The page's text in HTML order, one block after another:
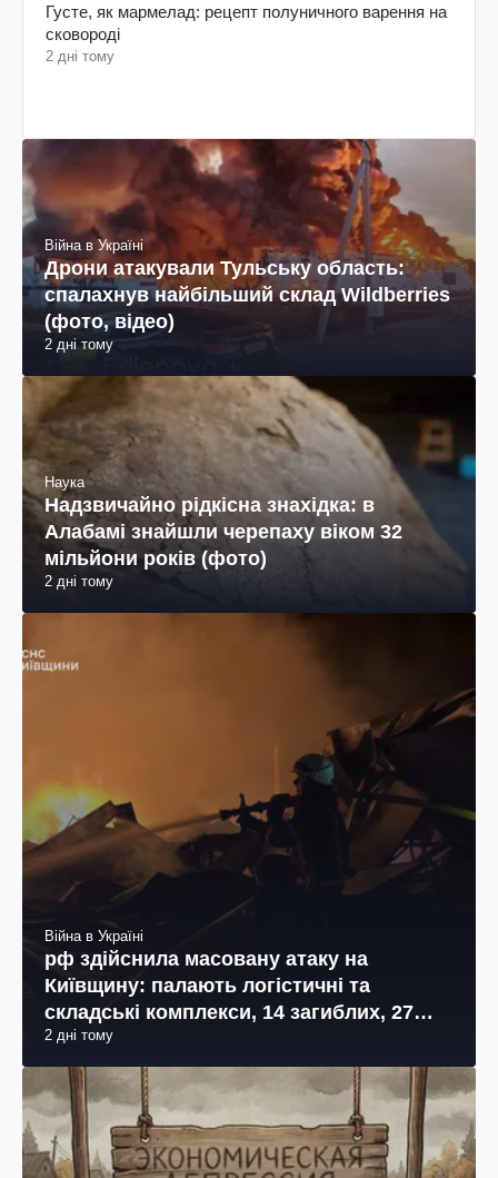
Густе, як мармелад: рецепт полуничного варення на
сковороді
2 дні тому
Війна в Україні
Дрони атакували Тульську область:
спалахнув найбільший склад Wildberries
(фото, відео)
2 дні тому
Наука
Надзвичайно рідкісна знахідка: в
Алабамі знайшли черепаху віком 32
мільйони років (фото)
2 дні тому
Війна в Україні
рф здійснила масовану атаку на
Київщину: палають логістичні та
складські комплекси, 14 загиблих, 27
поранених (фото, відео)
2 дні тому